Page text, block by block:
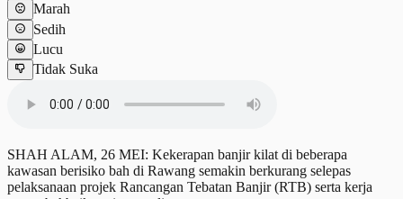
Marah
Sedih
Lucu
Tidak Suka
SHAH ALAM, 26 MEI: Kekerapan banjir kilat di beberapa
kawasan berisiko bah di Rawang semakin berkurang selepas
pelaksanaan projek Rancangan Tebatan Banjir (RTB) serta kerja